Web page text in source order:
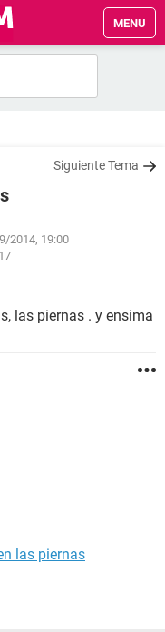
MENU
Siguiente Tema
2014, 19:00
las piernas . y ensima
las piernas